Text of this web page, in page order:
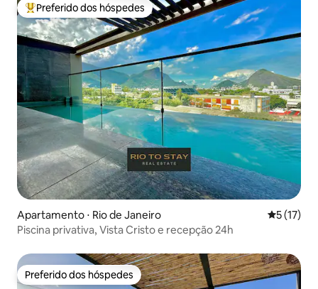
Entre os melhores preferidos dos hóspedes
Preferido dos hóspedes
Apartamento ⋅ Rio de Janeiro 5 de uma
5 (17)
Piscina privativa, Vista Cristo e recepção 24h
Preferido dos hóspedes
Preferido dos hóspedes